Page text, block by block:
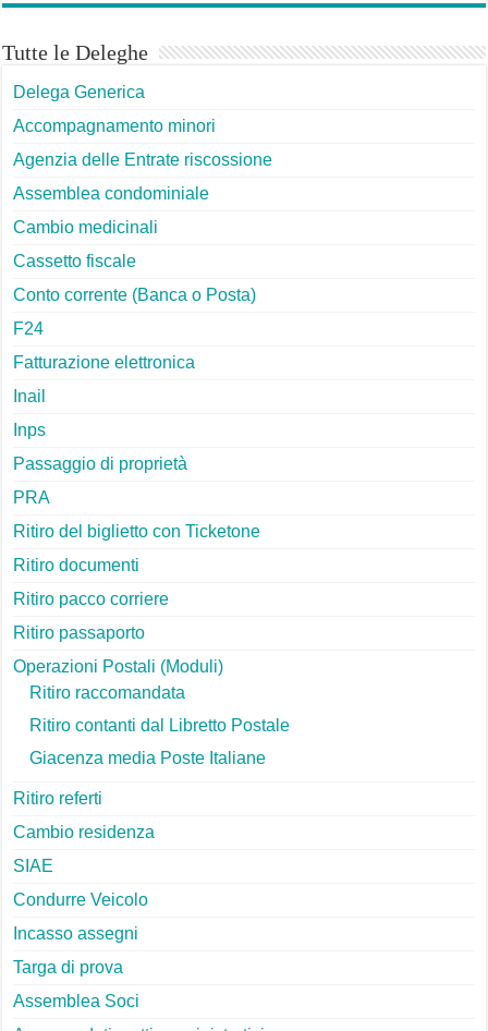
Tutte le Deleghe
Delega Generica
Accompagnamento minori
Agenzia delle Entrate riscossione
Assemblea condominiale
Cambio medicinali
Cassetto fiscale
Conto corrente (Banca o Posta)
F24
Fatturazione elettronica
Inail
Inps
Passaggio di proprietà
PRA
Ritiro del biglietto con Ticketone
Ritiro documenti
Ritiro pacco corriere
Ritiro passaporto
Operazioni Postali (Moduli)
Ritiro raccomandata
Ritiro contanti dal Libretto Postale
Giacenza media Poste Italiane
Ritiro referti
Cambio residenza
SIAE
Condurre Veicolo
Incasso assegni
Targa di prova
Assemblea Soci